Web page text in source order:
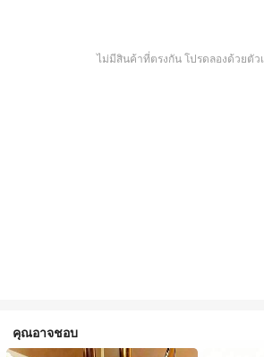
ไม่มีสินค้าที่ตรงกัน โปรดลองด้วยตัว
คุณอาจชอบ